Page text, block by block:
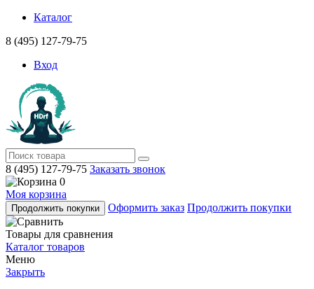
Каталог
8 (495) 127-79-75
Вход
8 (495) 127-79-75 Заказать звонок
0
Моя корзина
Продолжить покупки Оформить заказ Продолжить покупки
Товары для сравнения
Каталог товаров
Меню
Закрыть